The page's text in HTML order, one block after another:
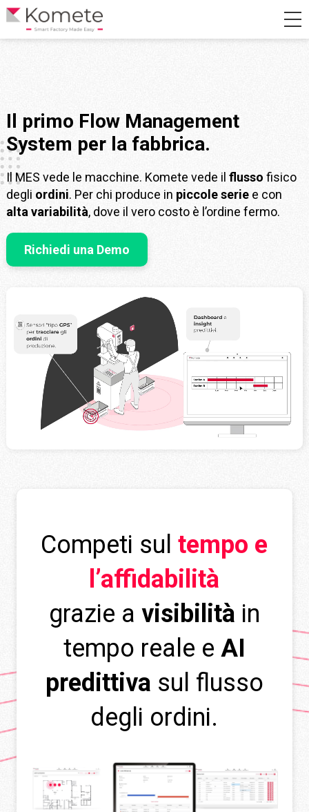
Il primo Flow Management
System per la fabbrica.
Il MES vede le macchine. Komete vede il flusso fisico
degli ordini. Per chi produce in piccole seriee con
alta variabilità, dove il vero costo è l’ordine fermo.
Richiedi una Demo
Competi sultempo e
l’affidabilità
grazie a visibilità in
tempo reale e AI
predittiva sul flusso
degli ordini.